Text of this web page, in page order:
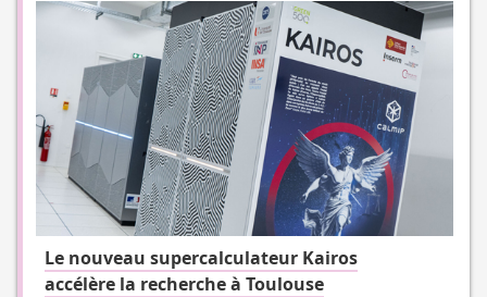
Le nouveau supercalculateur Kairos
accélère la recherche à Toulouse